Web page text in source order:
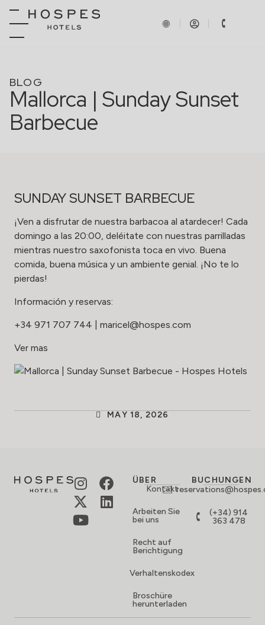
BLOG
Mallorca | Sunday Sunset
Barbecue
SUNDAY SUNSET BARBECUE
¡Ven a disfrutar de nuestra barbacoa al atardecer! Cada
domingo a las 20:00, deléitate con nuestras parrilladas
mientras nuestro saxofonista toca en vivo. Buena
comida, buena música y un ambiente genial. ¡No te lo
pierdas!
Información y reservas:
+34 971 707 744 maricel@hospes.com
Ver mas
MAY 18, 2026
ÜBER
Kontakt
Arbeiten Sie
bei uns
Recht auf
Berichtigung
Verhaltenskodex
Broschüre
herunterladen
BUCHUNGEN
(+34) 914
363 478